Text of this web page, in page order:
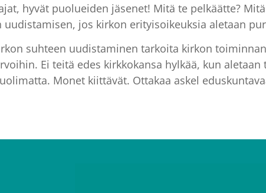
hyvät puolueiden jäsenet! Mitä te pelkäätte?
uudistamisen, jos kirkon erityisoikeuksia aletaan
suhteen uudistaminen tarkoita kirkon
Ei teitä edes kirkkokansa hylkää, kun
Monet kiittävät. Ottakaa askel